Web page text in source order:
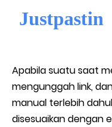
Justpastin
Apabila suatu saat
mengunggah link,
manual terlebih
disesuaikan dengan